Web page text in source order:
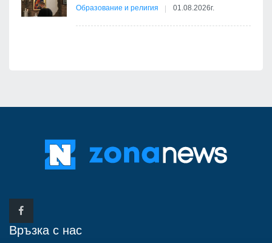
Образование и религия 01.08.2026г.
Връзка с нас